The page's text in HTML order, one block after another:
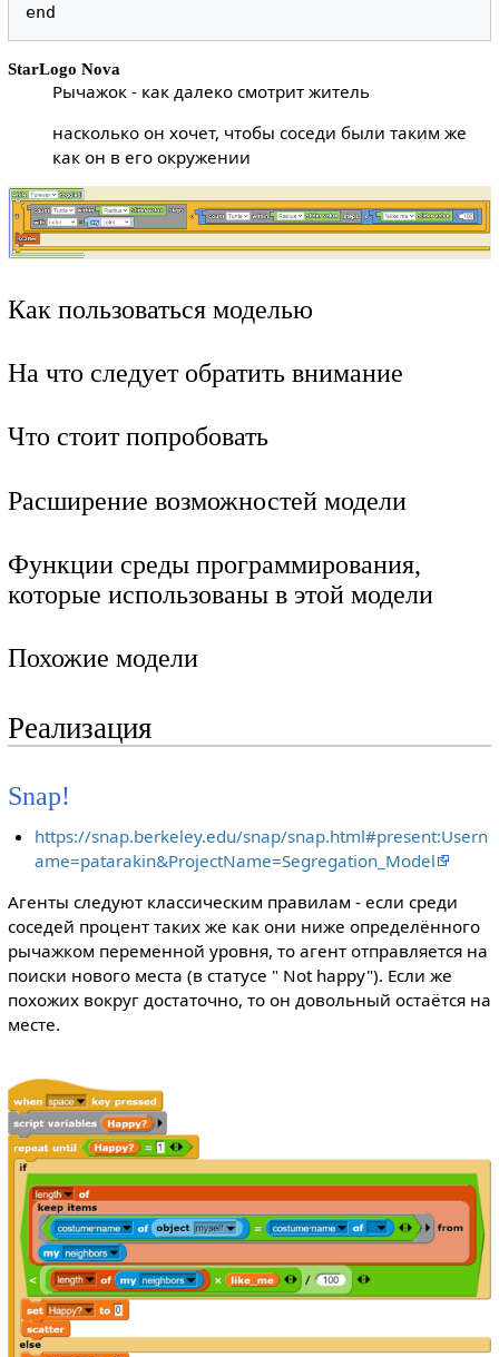
end
StarLogo Nova
Рычажок - как далеко смотрит житель
насколько он хочет, чтобы соседи были таким же
как он в его окружении
Как пользоваться моделью
На что следует обратить внимание
Что стоит попробовать
Расширение возможностей модели
Функции среды программирования,
которые использованы в этой модели
Похожие модели
Реализация
Snap!
https://snap.berkeley.edu/snap/snap.html#present:Usern
ame=patarakin&ProjectName=Segregation_Model
Агенты следуют классическим правилам - если среди
соседей процент таких же как они ниже определённого
рычажком переменной уровня, то агент отправляется на
поиски нового места (в статусе " Not happy"). Если же
похожих вокруг достаточно, то он довольный остаётся на
месте.